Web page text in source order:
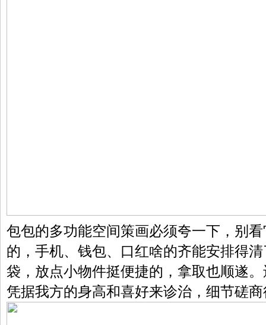
包包的多功能空间策画必须夸一下，别
的，手机、钱包、口红啥的齐能安排得
袋，放点小物件挺便捷的，拿取也顺遂
凭据我方的身高和喜好来诊治，细节磋